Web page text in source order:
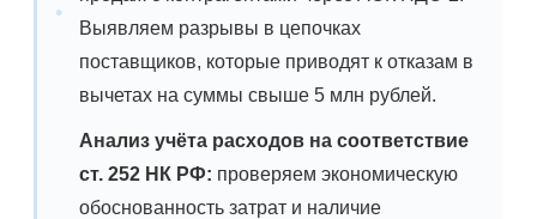
Выявляем разрывы в цепочках
поставщиков, которые приводят к отказам в
вычетах на суммы свыше 5 млн рублей.
Анализ учёта расходов на соответствие
ст. 252 НК РФ: проверяем экономическую
обоснованность затрат и наличие